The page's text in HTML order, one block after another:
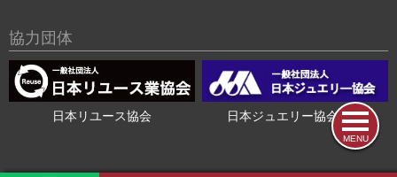
MENU
協力団体
日本リユース協会 日本ジュエリー協会会員